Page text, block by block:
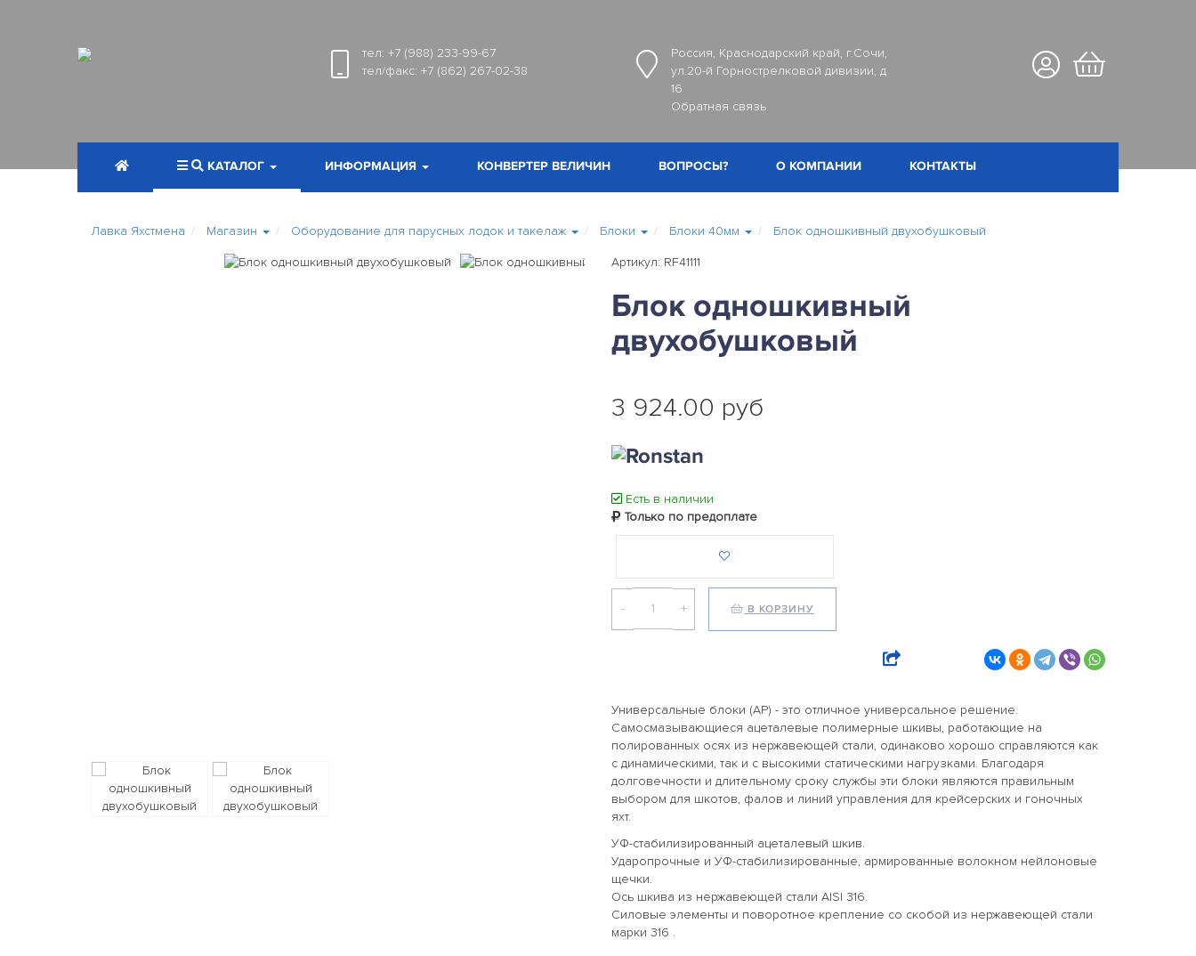
тел: +7 (988) 233-99-67
тел/факс: +7 (862) 267-02-38
Россия, Краснодарский край, г.Сочи,
ул.20-й Горнострелковой дивизии, д
16
Обратная связь
КАТАЛОГ ИНФОРМАЦИЯ КОНВЕРТЕР ВЕЛИЧИН ВОПРОСЫ? О КОМПАНИИ КОНТАКТЫ
Лавка Яхстмена Магазин Оборудование для парусных лодок и такелаж Блоки Блоки 40мм Блок одношкивный двухобушковый
Артикул: RF41111
Блок одношкивный
двухобушковый
3 924.00 руб
Есть в наличии
Только по предоплате
- + В КОРЗИНУ
Универсальные блоки (AP) - это отличное универсальное решение.
Самосмазывающиеся ацеталевые полимерные шкивы, работающие на
полированных осях из нержавеющей стали, одинаково хорошо справляются как
с динамическими, так и с высокими статическими нагрузками. Благодаря
долговечности и длительному сроку службы эти блоки являются правильным
выбором для шкотов, фалов и линий управления для крейсерских и гоночных
яхт.
УФ-стабилизированный ацеталевый шкив.
Ударопрочные и УФ-стабилизированные, армированные волокном нейлоновые
щечки.
Ось шкива из нержавеющей стали AISI 316.
Силовые элементы и поворотное крепление со скобой из нержавеющей стали
марки 316 .